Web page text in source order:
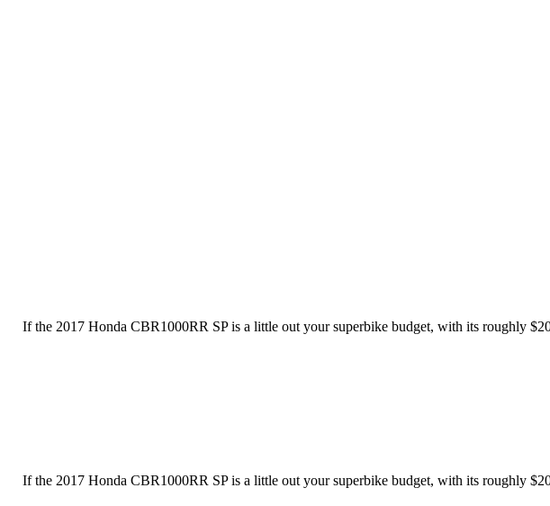
If the 2017 Honda CBR1000RR SP is a little out your superbike budget, with its roughly
If the 2017 Honda CBR1000RR SP is a little out your superbike budget, with its roughly